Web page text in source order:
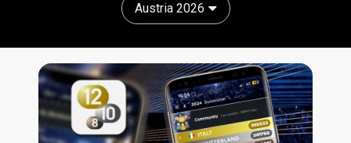
Austria 2026